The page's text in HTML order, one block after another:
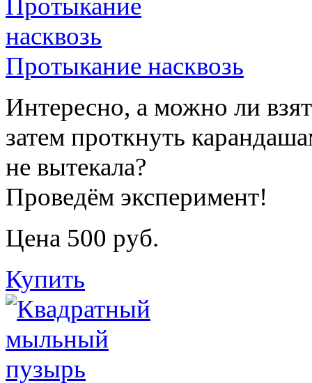
Протыкание насквозь
Интересно, а можно ли
затем проткнуть
не вытекала?
Проведём эксперимент!
Цена 500 руб.
Купить